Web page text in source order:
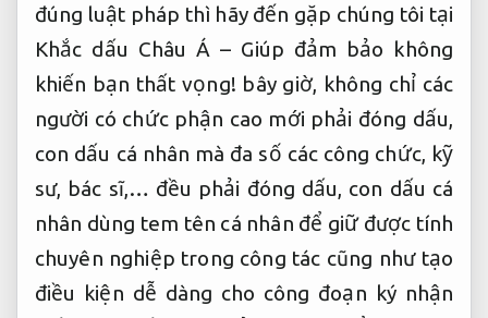
đúng luật pháp thì hãy đến gặp chúng tôi tại
Khắc dấu Châu Á – Giúp đảm bảo không
khiến bạn thất vọng! bây giờ, không chỉ các
người có chức phận cao mới phải đóng dấu,
con dấu cá nhân mà đa số các công chức, kỹ
sư, bác sĩ,… đều phải đóng dấu, con dấu cá
nhân dùng tem tên cá nhân để giữ được tính
chuyên nghiệp trong công tác cũng như tạo
điều kiện dễ dàng cho công đoạn ký nhận